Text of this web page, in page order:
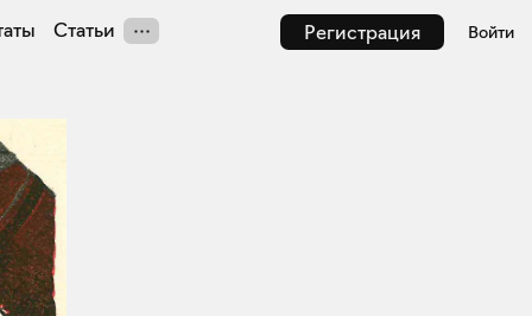
Регистрация Войти
Статьи